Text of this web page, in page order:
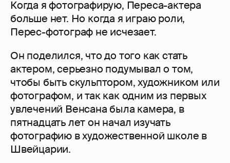
Когда я фотографирую, Переса-актера
больше нет. Но когда я играю роли,
Перес-фотограф не исчезает.
Он поделился, что до того как стать
актером, серьезно подумывал о том,
чтобы быть скульптором, художником или
фотографом, и так как одним из первых
увлечений Венсана была камера, в
пятнадцать лет он начал изучать
фотографию в художественной школе в
Швейцарии.